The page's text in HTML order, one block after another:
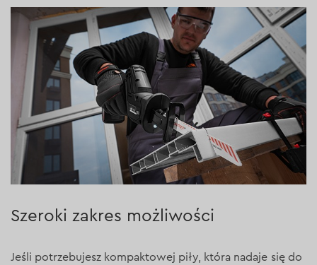
Szeroki zakres możliwości
Jeśli potrzebujesz kompaktowej piły, która nadaje się do